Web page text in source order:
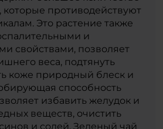
которые противодействуют
Это растение также
и
свойствами, позволяет
веса, подтянуть
коже природный блеск и
способность
избавить желудок и
веществ, очистить
и солей. Зеленый чай